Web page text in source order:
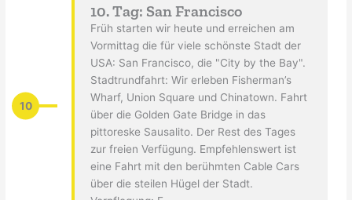
10
10. Tag: San Francisco
Früh starten wir heute und erreichen am
Vormittag die für viele schönste Stadt der
USA: San Francisco, die "City by the Bay".
Stadtrundfahrt: Wir erleben Fisherman’s
Wharf, Union Square und Chinatown. Fahrt
über die Golden Gate Bridge in das
pittoreske Sausalito. Der Rest des Tages
zur freien Verfügung. Empfehlenswert ist
eine Fahrt mit den berühmten Cable Cars
über die steilen Hügel der Stadt.